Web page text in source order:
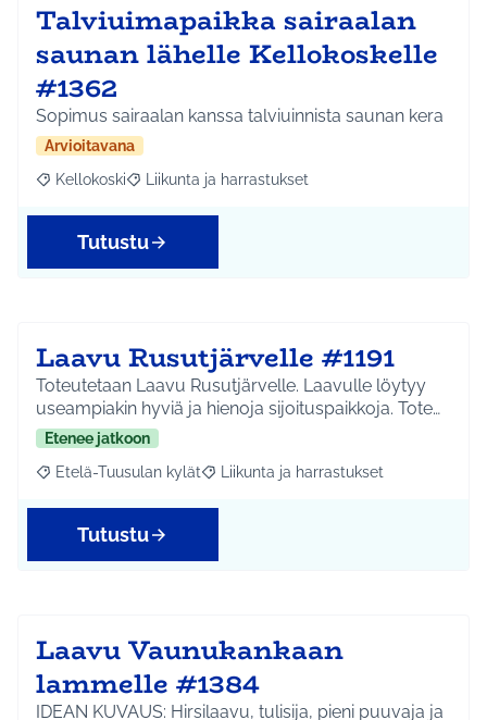
Talviuimapaikka sairaalan
saunan lähelle Kellokoskelle
#1362
Sopimus sairaalan kanssa talviuinnista saunan kera
Arvioitavana
Rajaa tulokset aihepiirin mukaan: Kellokoski
Kellokoski Rajaa tulokset teeman mukaan: Liikunta ja
Liikunta ja harrastukset
Tutustu
Laavu Rusutjärvelle #1191
Toteutetaan Laavu Rusutjärvelle. Laavulle löytyy
useampiakin hyviä ja hienoja sijoituspaikkoja. Tote…
Etenee jatkoon
Rajaa tulokset aihepiirin mukaan: Etelä-Tuusulan kylät
Etelä-Tuusulan kylät Rajaa tulokset teeman mukaan:
Liikunta ja harrastukset
Tutustu
Laavu Vaunukankaan
lammelle #1384
IDEAN KUVAUS: Hirsilaavu, tulisija, pieni puuvaja ja